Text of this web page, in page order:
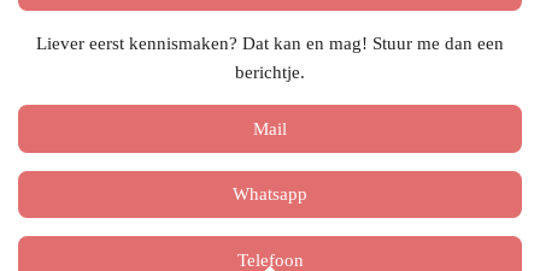
Liever eerst kennismaken? Dat kan en mag! Stuur me dan een
berichtje.
Mail
Whatsapp
Telefoon